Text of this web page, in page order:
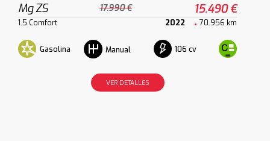
Mg ZS 17.990 € 15.490 €
1.5 Comfort 2022 70.956 km
Gasolina Manual 106 cv
VER DETALLES